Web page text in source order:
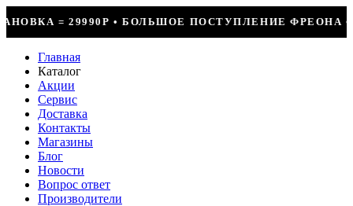
ФРЕОНА • СКИДКИ ДО 50% НА ВЕСЬ
Главная
Каталог
Акции
Сервис
Доставка
Контакты
Магазины
Блог
Новости
Вопрос ответ
Производители